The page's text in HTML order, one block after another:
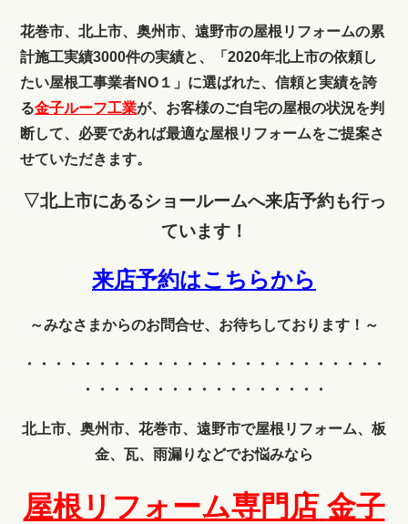
花巻市、北上市、奥州市、遠野市の屋根リフォームの累
計施工実績3000件の実績と、「2020年北上市の依頼し
たい屋根工事業者NO１」に選ばれた、信頼と実績を誇
る金子ルーフ工業が、お客様のご自宅の屋根の状況を判
断して、必要であれば最適な屋根リフォームをご提案さ
せていただきます。
▽北上市にあるショールームへ来店予約も行っ
ています！
来店予約はこちらから
～みなさまからのお問合せ、お待ちしております！～
・・・・・・・・・・・・
・・・・・・・・・・・・・
・・・・・・・・・・・・・・・・・
北上市、奥州市、花巻市、遠野市で屋根リフォーム、板
金、瓦、雨漏りなどでお悩みなら
屋根リフォーム専門店 金子